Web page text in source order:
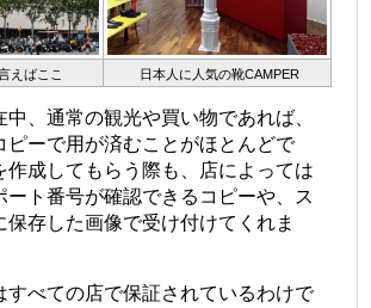
えばここ 日本人に人気の靴CAMPER
、通常の観光や買い物であれば、
ピーで用が済むことがほとんどで
作成してもらう際も、店によっては
ート番号が確認できるコピーや、ス
保存した画像で受け付けてくれま
すべての店で保証されているわけで